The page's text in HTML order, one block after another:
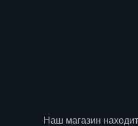
Наш магазин